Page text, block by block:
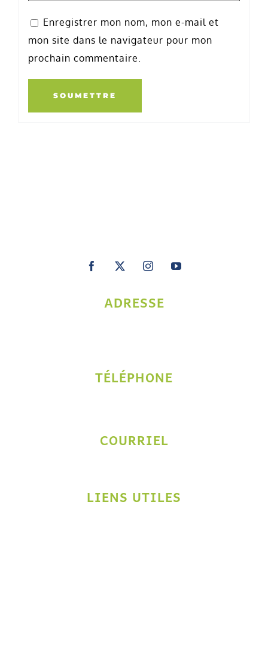
Enregistrer mon nom, mon e-mail et
mon site dans le navigateur pour mon
prochain commentaire.
ADRESSE
TÉLÉPHONE
COURRIEL
LIENS UTILES